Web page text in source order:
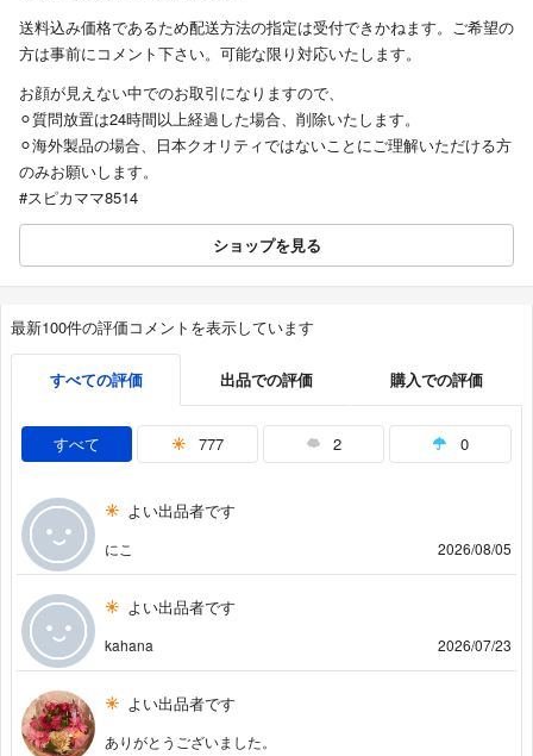
送料込み価格であるため配送方法の指定は受付できかねます。ご希望の
方は事前にコメント下さい。可能な限り対応いたします。
お顔が見えない中でのお取引になりますので、
⚪︎質問放置は24時間以上経過した場合、削除いたします。
⚪︎海外製品の場合、日本クオリティではないことにご理解いただける方
のみお願いします。
#スピカママ8514
ショップを見る
最新100件の評価コメントを表示しています
すべての評価 出品での評価 購入での評価
すべて 777 2 0
よい出品者です
にこ 2026/08/05
よい出品者です
kahana 2026/07/23
よい出品者です
ありがとうございました。